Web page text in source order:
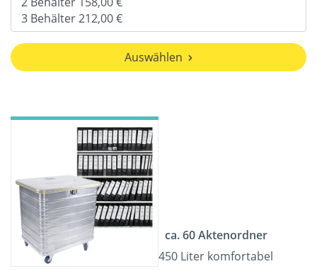
Auswählen
ca. 60 Aktenordner
450 Liter komfortabel